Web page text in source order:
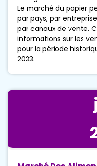
Le marché du papier
par pays, par
par canaux de vente.
informations sur les
pour la période
2033.